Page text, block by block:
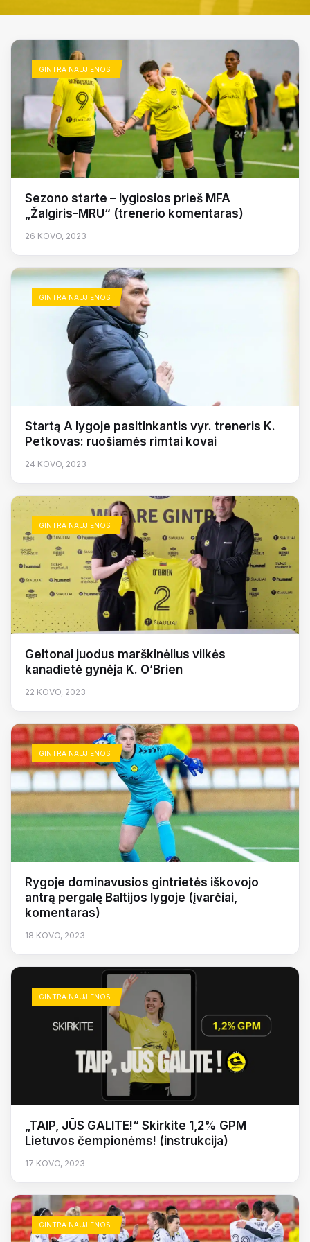
GINTRA NAUJIENOS
Sezono starte – lygiosios prieš MFA
„Žalgiris-MRU“ (trenerio komentaras)
26 KOVO, 2023
GINTRA NAUJIENOS
Startą A lygoje pasitinkantis vyr. treneris K.
Petkovas: ruošiamės rimtai kovai
24 KOVO, 2023
GINTRA NAUJIENOS
Geltonai juodus marškinėlius vilkės
kanadietė gynėja K. O’Brien
22 KOVO, 2023
GINTRA NAUJIENOS
Rygoje dominavusios gintrietės iškovojo
antrą pergalę Baltijos lygoje (įvarčiai,
komentaras)
18 KOVO, 2023
GINTRA NAUJIENOS
„TAIP, JŪS GALITE!“ Skirkite 1,2% GPM
Lietuvos čempionėms! (instrukcija)
17 KOVO, 2023
GINTRA NAUJIENOS